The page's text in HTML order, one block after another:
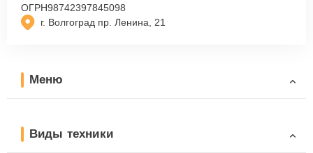
г. Волгоград пр. Ленина, 21
ОГРН98742397845098
Меню
Виды техники